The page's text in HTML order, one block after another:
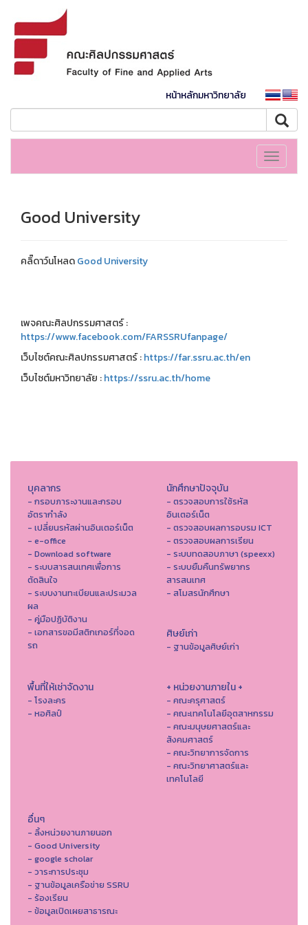
หน้าหลักมหาวิทยาลัย
Toggle
Good University
คลิ๊ดาว์นโหลดGood University
เพจคณะศิลปกรรมศาสตร์ :
https://www.facebook.com/FARSSRUfanpage/
เว็บไซต์คณะศิลปกรรมศาสตร์ :https://far.ssru.ac.th/en
เว็บไซต์มหาวิทยาลัย :https://ssru.ac.th/home
บุคลากร
- กรอบภาระงานและกรอบ
อัตรากำลัง
- เปลี่ยนรหัสผ่านอินเตอร์เน็ต
- e-office
- Download software
- ระบบสารสนเทศเพื่อการ
ตัดสินใจ
- ระบบงานทะเบียนและประมวล
ผล
- คู่มือปฏิบัติงาน
- เอกสารขอมีสติกเกอร์ที่จอด
รถ
นักศึกษาปัจจุบัน
- ตรวจสอบการใช้รหัส
อินเตอร์เน็ต
- ตรวจสอบผลการอบรม ICT
- ตรวจสอบผลการเรียน
- ระบบทดสอบภาษา (speexx)
- ระบบยืมคืนทรัพยากร
สารสนเทศ
- สโมสรนักศึกษา
ศิษย์เก่า
- ฐานข้อมูลศิษย์เก่า
พื้นที่ให้เช่าจัดงาน
- โรงละคร
- หอศิลป์
+ หน่วยงานภายใน +
- คณะครุศาสตร์
- คณะเทคโนโลยีอุตสาหกรรม
- คณะมนุษยศาสตร์และ
สังคมศาสตร์
- คณะวิทยาการจัดการ
- คณะวิทยาศาสตร์และ
เทคโนโลยี
อื่นๆ
- ลิ้งหน่วยงานภายนอก
- Good University
- google scholar
- วาระการประชุม
- ฐานข้อมูลเครือข่าย SSRU
- ร้องเรียน
- ข้อมูลเปิดเผยสาธารณะ